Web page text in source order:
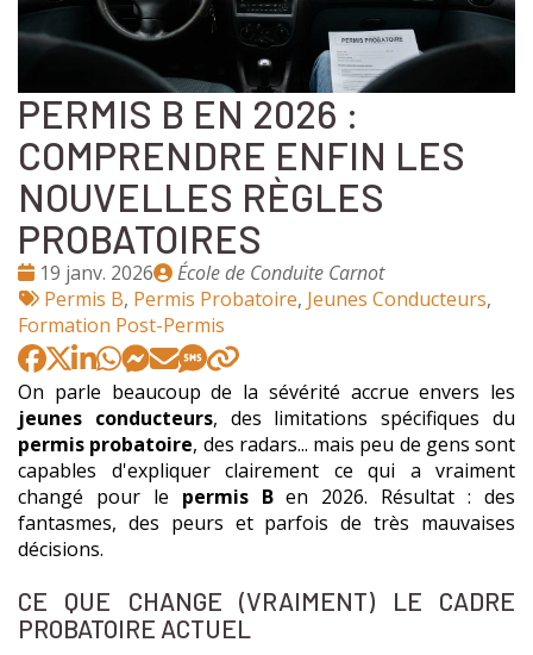
PERMIS B EN 2026 :
COMPRENDRE ENFIN LES
NOUVELLES RÈGLES
PROBATOIRES
Date
:
19 janv. 2026
Publié
par
École de Conduite Carnot
Tags
:
Permis B, Permis Probatoire, Jeunes Conducteurs,
Formation Post-Permis
On parle beaucoup de la sévérité accrue envers les
jeunes conducteurs, des limitations spécifiques du
permis probatoire, des radars... mais peu de gens sont
capables d'expliquer clairement ce qui a vraiment
changé pour le permis Ben 2026. Résultat : des
fantasmes, des peurs et parfois de très mauvaises
décisions.
CE QUE CHANGE (VRAIMENT) LE CADRE
PROBATOIRE ACTUEL